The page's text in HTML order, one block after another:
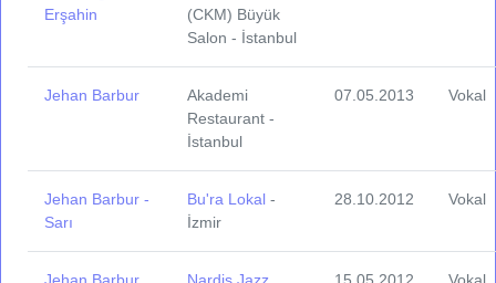
Erşahin
(CKM) Büyük
Salon - İstanbul
Jehan Barbur
Akademi
Restaurant -
İstanbul
07.05.2013 Vokal
Jehan Barbur -
Sarı
Bu'ra Lokal -
İzmir
28.10.2012 Vokal